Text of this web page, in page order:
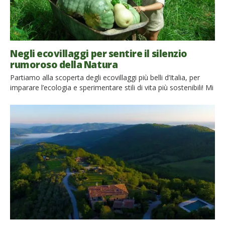
Negli ecovillaggi per sentire il silenzio
rumoroso della Natura
Partiamo alla scoperta degli ecovillaggi più belli d’Italia, per
imparare l’ecologia e sperimentare stili di vita più sostenibili! Mi
alla prova e vanno vacillare le mie sicurezze. E questa è una di
quelle volte in cui la sfida è stata ed è davvero intensa. Quando
[…]